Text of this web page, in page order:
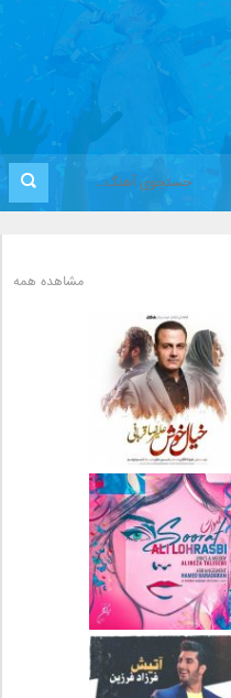
مشاهده همه
دانلود آهنگ جدید علیرضا
قربانی بنام خیال خوش
دانلود آهنگ جدید علی
لهراسبی بنام صورت